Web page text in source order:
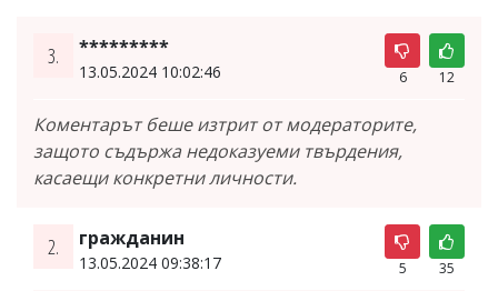
3. *********
13.05.2024 10:02:46 6 12
Коментарът беше изтрит от модераторите,
защото съдържа недоказуеми твърдения,
касаещи конкретни личности.
2. гражданин
13.05.2024 09:38:17 5 35